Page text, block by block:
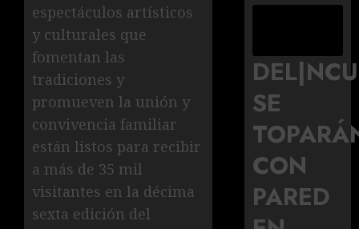
espectáculos artísticos
y culturales que
fomentan las
tradiciones y
promueven la unión y
convivencia familiar
están listos para recibir
a más de 35 mil
visitantes en la décima
sexta edición del
SE
CON
PARED